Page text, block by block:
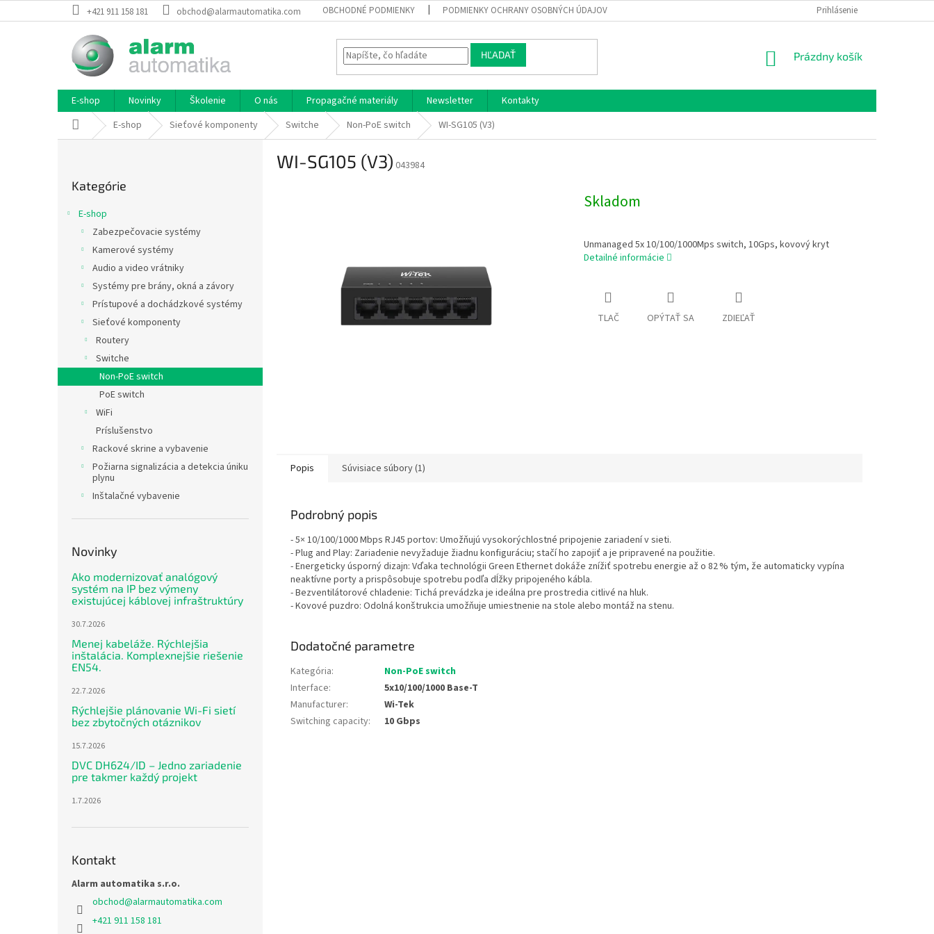
na
+421 911 158 181 obchod@alarmautomatika.com OBCHODNÉ PODMIENKY PODMIENKY OCHRANY OSOBNÝCH ÚDAJOV Prihlásenie
HĽADAŤ
NÁKUPNÝ
Prázdny košík
E-shop Novinky Školenie O nás Propagačné materiály Newsletter
Kontakty
DomovE-shop Sieťové komponenty Switche Non-PoE switch WI-SG105 (V3)
kategórie
Kategórie
E-shop
Zabezpečovacie systémy
Kamerové systémy
Audio a video vrátniky
Systémy pre brány, okná a závory
Prístupové a dochádzkové systémy
Sieťové komponenty
Routery
Switche
Non-PoE switch
PoE switch
WiFi
Príslušenstvo
Rackové skrine a vybavenie
Požiarna signalizácia a detekcia úniku
plynu
Inštalačné vybavenie
Novinky
Ako modernizovať analógový
systém na IP bez výmeny
existujúcej káblovej infraštruktúry
30.7.2026
Menej kabeláže. Rýchlejšia
inštalácia. Komplexnejšie riešenie
EN54.
22.7.2026
Rýchlejšie plánovanie Wi-Fi sietí
bez zbytočných otáznikov
15.7.2026
DVC DH624/ID – Jedno zariadenie
pre takmer každý projekt
1.7.2026
Kontakt
Alarm automatika s.r.o.
obchod@alarmautomatika.com
+421 911 158 181
WI-SG105 (V3) 043984
Skladom
Unmanaged 5x 10/100/1000Mps switch, 10Gps, kovový kryt
Detailné informácie
TLAČ OPÝTAŤ SA ZDIEĽAŤ
Popis Súvisiace súbory (1)
Podrobný popis
- 5× 10/100/1000 Mbps RJ45 portov: Umožňujú vysokorýchlostné pripojenie zariadení v sieti.
- Plug and Play: Zariadenie nevyžaduje žiadnu konfiguráciu; stačí ho zapojiť a je pripravené na použitie.
- Energeticky úsporný dizajn: Vďaka technológii Green Ethernet dokáže znížiť spotrebu energie až o 82 % tým, že automaticky vypína
neaktívne porty a prispôsobuje spotrebu podľa dĺžky pripojeného kábla.
- Bezventilátorové chladenie: Tichá prevádzka je ideálna pre prostredia citlivé na hluk.
- Kovové puzdro: Odolná konštrukcia umožňuje umiestnenie na stole alebo montáž na stenu.
Dodatočné parametre
Kategória:
Non-PoE switch
Interface:
5x10/100/1000 Base-T
Manufacturer:
Wi-Tek
Switching capacity: 10 Gbps